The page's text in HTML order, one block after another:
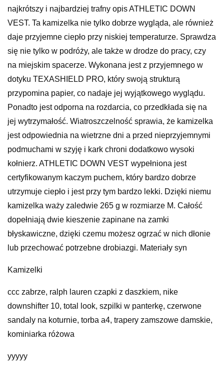
najkrótszy i najbardziej trafny opis ATHLETIC DOWN
VEST. Ta kamizelka nie tylko dobrze wygląda, ale również
daje przyjemne ciepło przy niskiej temperaturze. Sprawdza
się nie tylko w podróży, ale także w drodze do pracy, czy
na miejskim spacerze. Wykonana jest z przyjemnego w
dotyku TEXASHIELD PRO, który swoją strukturą
przypomina papier, co nadaje jej wyjątkowego wyglądu.
Ponadto jest odporna na rozdarcia, co przedkłada się na
jej wytrzymałość. Wiatroszczelność sprawia, że kamizelka
jest odpowiednia na wietrzne dni a przed nieprzyjemnymi
podmuchami w szyję i kark chroni dodatkowo wysoki
kołnierz. ATHLETIC DOWN VEST wypełniona jest
certyfikowanym kaczym puchem, który bardzo dobrze
utrzymuje ciepło i jest przy tym bardzo lekki. Dzięki niemu
kamizelka waży zaledwie 265 g w rozmiarze M. Całość
dopełniają dwie kieszenie zapinane na zamki
błyskawiczne, dzięki czemu możesz ogrzać w nich dłonie
lub przechować potrzebne drobiazgi. Materiały syn
Kamizelki
ccc zabrze, ralph lauren czapki z daszkiem, nike
downshifter 10, total look, szpilki w panterkę, czerwone
sandaly na koturnie, torba a4, trapery zamszowe damskie,
kominiarka różowa
yyyyy